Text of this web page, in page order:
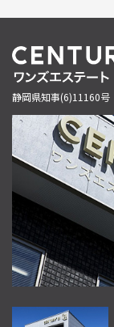
静岡県知事(6)11160号